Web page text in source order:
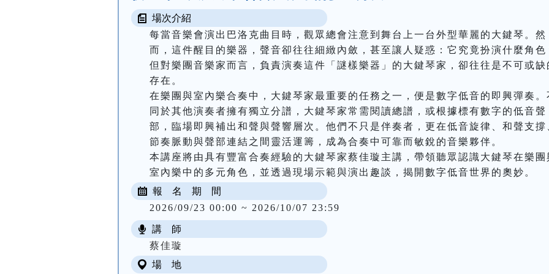
場次介紹
每當音樂會演出巴洛克曲目時，觀眾總會注意到舞台上一台外型華麗的大鍵琴。然
而，這件醒目的樂器，聲音卻往往細緻內斂，甚至讓人疑惑：它究竟扮演什麼角色
但對樂團音樂家而言，負責演奏這件「謎樣樂器」的大鍵琴家，卻往往是不可或缺
存在。
在樂團與室內樂合奏中，大鍵琴家最重要的任務之一，便是數字低音的即興彈奏。
同於其他演奏者擁有獨立分譜，大鍵琴家常需閱讀總譜，或根據標有數字的低音聲
部，臨場即興補出和聲與聲響層次。他們不只是伴奏者，更在低音旋律、和聲支撐
節奏脈動與聲部連結之間靈活運籌，成為合奏中可靠而敏銳的音樂夥伴。
本講座將由具有豐富合奏經驗的大鍵琴家蔡佳璇主講，帶領聽眾認識大鍵琴在樂團
室內樂中的多元角色，並透過現場示範與演出趣談，揭開數字低音世界的奧妙。
報 名 期 間
2026/09/23 00:00 ~ 2026/10/07 23:59
講 師
蔡佳璇
場 地